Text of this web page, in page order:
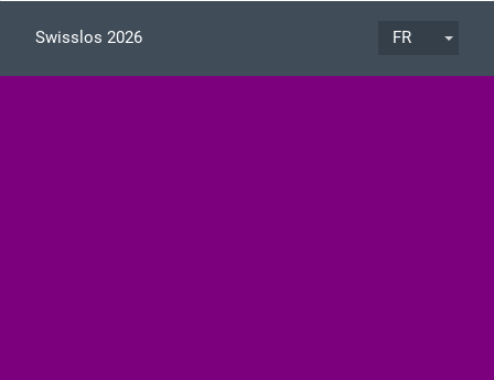
Swisslos 2026 FR